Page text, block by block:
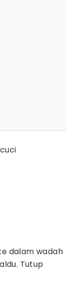
dalam wadah
Tutup